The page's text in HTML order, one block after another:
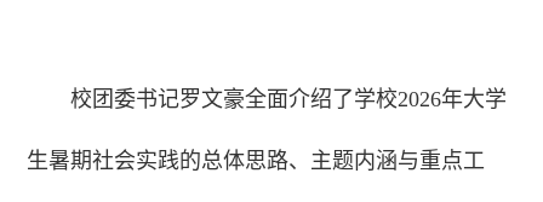
校团委书记罗文豪全面介绍了学校2026年大学
生暑期社会实践的总体思路、主题内涵与重点工